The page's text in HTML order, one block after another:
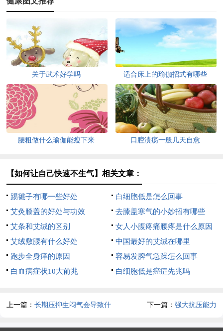
关于武术好学吗 适合床上的瑜伽招式有哪些
腰粗做什么瑜伽能瘦下来 口腔溃疡一般几天自愈
【如何让自己快速不生气】相关文章：
踢毽子有哪一些好处
白细胞低是怎么回事
艾灸膝盖的好处与功效
去膝盖寒气的小妙招有哪些
艾条和艾绒的区别
女人小腹疼痛腰疼是什么原因
艾绒敷腰有什么好处
中国最好的艾绒在哪里
跑步全身痒的原因
容易发脾气急躁怎么回事
白血病症状10大前兆
白细胞低是癌症先兆吗
上一篇：长期压抑生闷气会导致什 下一篇： 强大抗压能力